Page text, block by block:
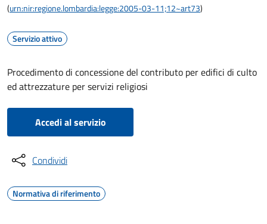
(urn:nir:regione.lombardia:legge:2005-03-11;12~art73)
Servizio attivo
Procedimento di concessione del contributo per edifici di culto
ed attrezzature per servizi religiosi
Accedi al servizio
Condividi
Normativa di riferimento